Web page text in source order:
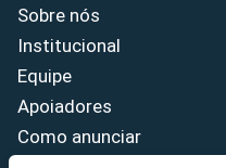
Sobre nós
Institucional
Equipe
Apoiadores
Como anunciar